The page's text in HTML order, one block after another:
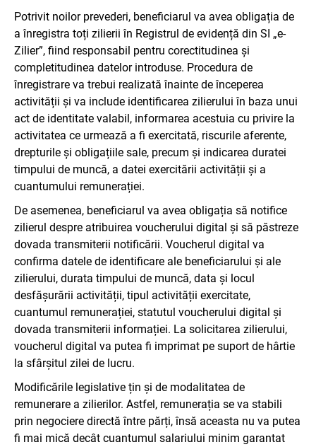
Potrivit noilor prevederi, beneficiarul va avea obligația de
a înregistra toți zilierii în Registrul de evidență din SI „e-
Zilier”, fiind responsabil pentru corectitudinea și
completitudinea datelor introduse. Procedura de
înregistrare va trebui realizată înainte de începerea
activității și va include identificarea zilierului în baza unui
act de identitate valabil, informarea acestuia cu privire la
activitatea ce urmează a fi exercitată, riscurile aferente,
drepturile și obligațiile sale, precum și indicarea duratei
timpului de muncă, a datei exercitării activității și a
cuantumului remunerației.
De asemenea, beneficiarul va avea obligația să notifice
zilierul despre atribuirea voucherului digital și să păstreze
dovada transmiterii notificării. Voucherul digital va
confirma datele de identificare ale beneficiarului și ale
zilierului, durata timpului de muncă, data și locul
desfășurării activității, tipul activității exercitate,
cuantumul remunerației, statutul voucherului digital și
dovada transmiterii informației. La solicitarea zilierului,
voucherul digital va putea fi imprimat pe suport de hârtie
la sfârșitul zilei de lucru.
Modificările legislative țin și de modalitatea de
remunerare a zilierilor. Astfel, remunerația se va stabili
prin negociere directă între părți, însă aceasta nu va putea
fi mai mică decât cuantumul salariului minim garantat